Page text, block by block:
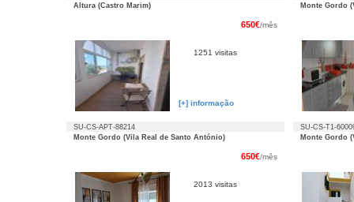
Altura (Castro Marim)
Monte Gordo
650€/mês
1251 visitas
[+] informação
SU-CS-APT-88214
Monte Gordo (Vila Real de Santo António)
SU-CS-T1-
Monte Gordo
650€/mês
2013 visitas